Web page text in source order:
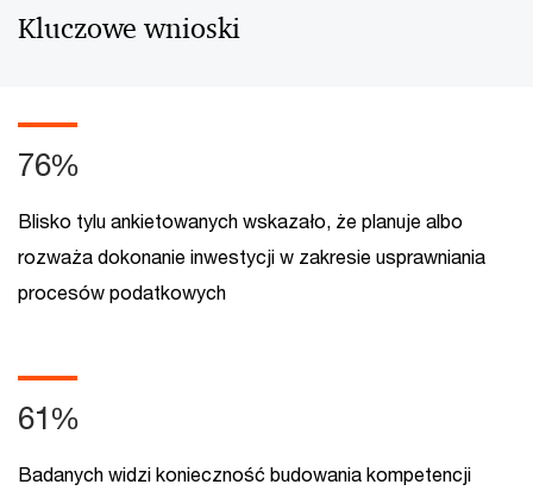
Kluczowe wnioski
76%
Blisko tylu ankietowanych wskazało, że planuje albo
rozważa dokonanie inwestycji w zakresie usprawniania
procesów podatkowych
61%
Badanych widzi konieczność budowania kompetencji